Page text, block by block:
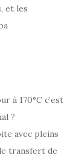
et les
à 170°C c’est
?
avec pleins
transfert de